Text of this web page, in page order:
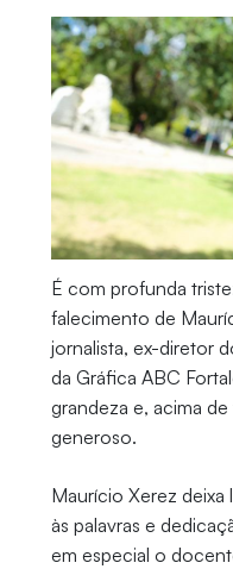
É com profunda
falecimento de
jornalista, ex-diretor
da Gráfica ABC
grandeza e, acima
generoso.
Maurício Xerez
às palavras e
em especial o